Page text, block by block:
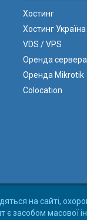
Хостинг
Хостинг Україна
VDS / VPS
Оренда сервера
Оренда Mikrotik
Colocation
на сайті,
засобом масової